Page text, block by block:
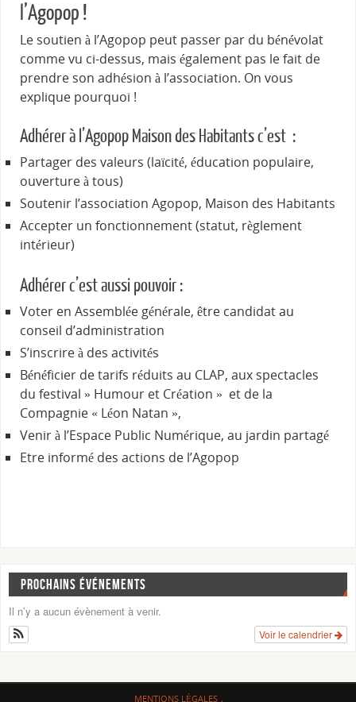
l’Agopop !
Le soutien à l’Agopop peut passer par du bénévolat
comme vu ci-dessus, mais également pas le fait de
prendre son adhésion à l’association. On vous
explique pourquoi !
Adhérer à l’Agopop Maison des Habitants c’est :
Partager des valeurs (laïcité, éducation populaire,
ouverture à tous)
Soutenir l’association Agopop, Maison des Habitants
Accepter un fonctionnement (statut, règlement
intérieur)
Adhérer c’est aussi pouvoir :
Voter en Assemblée générale, être candidat au
conseil d’administration
S’inscrire à des activités
Bénéficier de tarifs réduits au CLAP, aux spectacles
du festival » Humour et Création » et de la
Compagnie « Léon Natan »,
Venir à l’Espace Public Numérique, au jardin partagé
Etre informé des actions de l’Agopop
PROCHAINS ÉVÉNEMENTS
Il n’y a aucun évènement à venir.
Voir le calendrier
MENTIONS LÉGALES